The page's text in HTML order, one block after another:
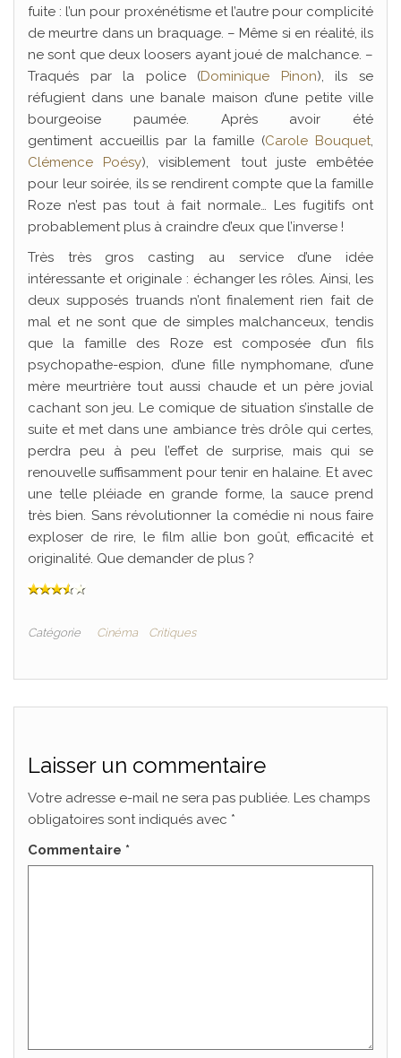
fuite : l’un pour proxénétisme et l’autre pour complicité
de meurtre dans un braquage. – Même si en réalité, ils
ne sont que deux loosers ayant joué de malchance. –
Traqués par la police (Dominique Pinon), ils se
réfugient dans une banale maison d’une petite ville
bourgeoise paumée. Après avoir été
gentiment accueillis par la famille (Carole Bouquet,
Clémence Poésy), visiblement tout juste embêtée
pour leur soirée, ils se rendirent compte que la famille
Roze n’est pas tout à fait normale… Les fugitifs ont
probablement plus à craindre d’eux que l’inverse !
Très très gros casting au service d’une idée
intéressante et originale : échanger les rôles. Ainsi, les
deux supposés truands n’ont finalement rien fait de
mal et ne sont que de simples malchanceux, tendis
que la famille des Roze est composée d’un fils
psychopathe-espion, d’une fille nymphomane, d’une
mère meurtrière tout aussi chaude et un père jovial
cachant son jeu. Le comique de situation s’installe de
suite et met dans une ambiance très drôle qui certes,
perdra peu à peu l’effet de surprise, mais qui se
renouvelle suffisamment pour tenir en halaine. Et avec
une telle pléiade en grande forme, la sauce prend
très bien. Sans révolutionner la comédie ni nous faire
exploser de rire, le film allie bon goût, efficacité et
originalité. Que demander de plus ?
Catégorie Cinéma Critiques
Laisser un commentaire
Votre adresse e-mail ne sera pas publiée. Les champs
obligatoires sont indiqués avec *
Commentaire *